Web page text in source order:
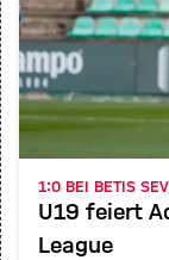
1:0 BEI BETIS
U19 feiert
League